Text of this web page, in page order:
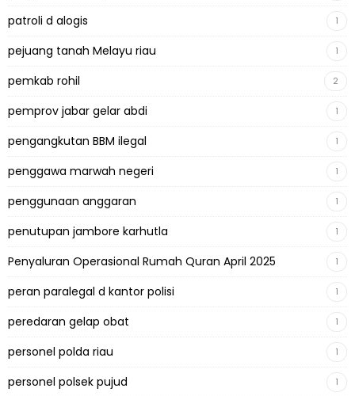
patroli d alogis 1
pejuang tanah Melayu riau 1
pemkab rohil 2
pemprov jabar gelar abdi 1
pengangkutan BBM ilegal 1
penggawa marwah negeri 1
penggunaan anggaran 1
penutupan jambore karhutla 1
Penyaluran Operasional Rumah Quran April 2025 1
peran paralegal d kantor polisi 1
peredaran gelap obat 1
personel polda riau 1
personel polsek pujud 1